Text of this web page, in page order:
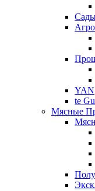
YAN
te
Мясные